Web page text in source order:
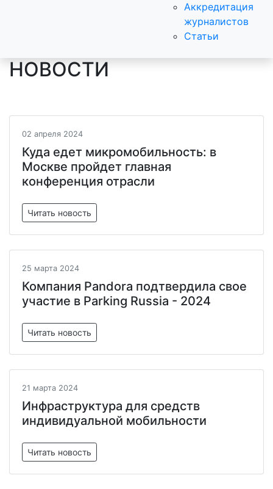
Аккредитация
журналистов
Статьи
НОВОСТИ
02 апреля 2024
Куда едет микромобильность: в
Москве пройдет главная
конференция отрасли
Читать новость
25 марта 2024
Компания Pandora подтвердила свое
участие в Parking Russia - 2024
Читать новость
21 марта 2024
Инфраструктура для средств
индивидуальной мобильности
Читать новость